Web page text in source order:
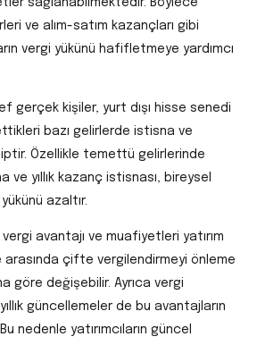
ve alım-satım kazançları gibi
vergi yükünü hafifletmeye yardımcı
gerçek kişiler, yurt dışı hisse senedi
bazı gelirlerde istisna ve
Özellikle temettü gelirlerinde
ve yıllık kazanç istisnası, bireysel
azaltır.
vergi avantajı ve muafiyetleri yatırım
arasında çifte vergilendirmeyi önleme
göre değişebilir. Ayrıca vergi
güncellemeler de bu avantajların
nedenle yatırımcıların güncel